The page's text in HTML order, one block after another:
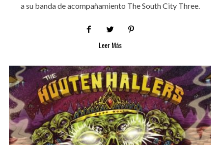
a su banda de acompañamiento The South City Three.
Leer Más